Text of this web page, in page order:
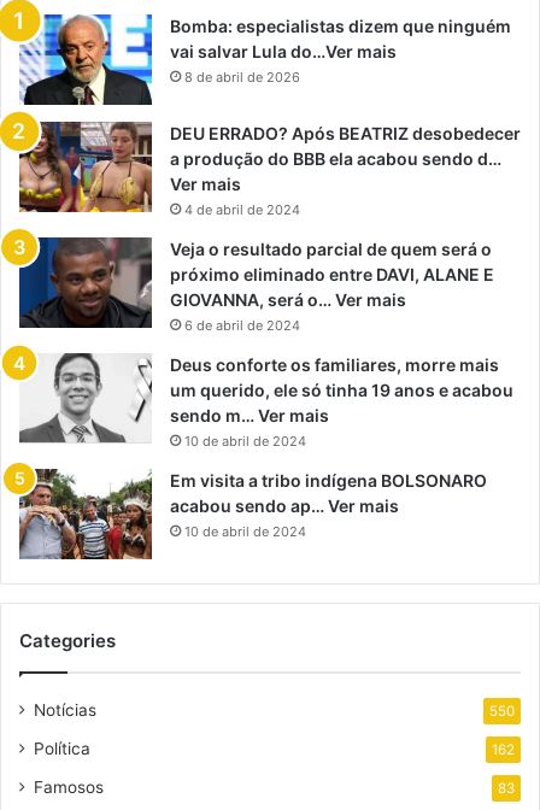
Bomba: especialistas dizem que ninguém
vai salvar Lula do…Ver mais
8 de abril de 2026
DEU ERRADO? Após BEATRIZ desobedecer
a produção do BBB ela acabou sendo d…
Ver mais
4 de abril de 2024
Veja o resultado parcial de quem será o
próximo eliminado entre DAVI, ALANE E
GIOVANNA, será o… Ver mais
6 de abril de 2024
Deus conforte os familiares, morre mais
um querido, ele só tinha 19 anos e acabou
sendo m… Ver mais
10 de abril de 2024
Em visita a tribo indígena BOLSONARO
acabou sendo ap… Ver mais
10 de abril de 2024
Categories
Notícias 550
Política 162
Famosos 83